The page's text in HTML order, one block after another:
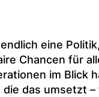
eine
Chancen für
im Blick
das umsetzt